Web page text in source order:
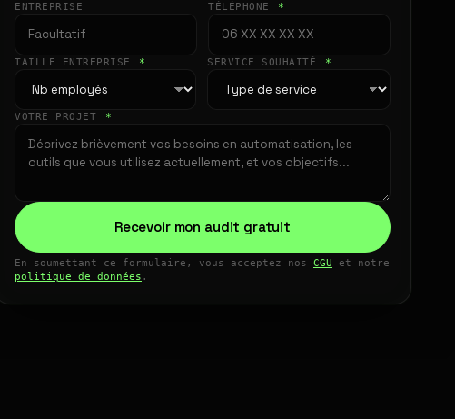
ENTREPRISE TÉLÉPHONE *
TAILLE ENTREPRISE * SERVICE SOUHAITÉ *
VOTRE PROJET *
Recevoir mon audit gratuit
En soumettant ce formulaire, vous acceptez nos CGU et notre
politique de données .